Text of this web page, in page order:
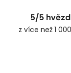
5/5
z více než 1